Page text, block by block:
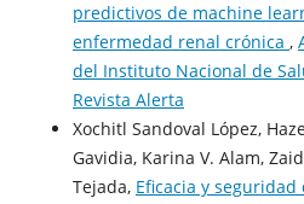
predictivos de machine
enfermedad renal crónica ,
del Instituto Nacional de
Revista Alerta
Xochitl Sandoval López,
Gavidia, Karina V. Alam,
Tejada, Eficacia y